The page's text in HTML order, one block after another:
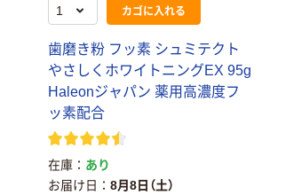
カゴに入れる
歯磨き粉 フッ素 シュミテクト
やさしくホワイトニングEX 95g
Haleonジャパン 薬用高濃度フ
ッ素配合
在庫
あり
お届け日
8月8日（土）